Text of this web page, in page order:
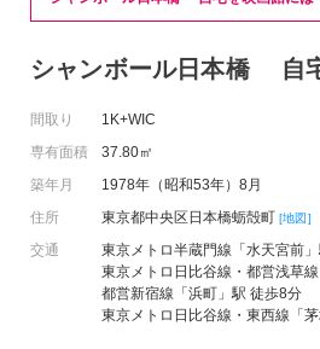
シャンボール日本橋 自
間取り
1K+WIC
専有面積
37.80㎡
築年月
1978年（昭和53年）8月
住所
東京都中央区日本橋蛎殻町 [地図]
交通
東京メトロ半蔵門線「水天宮前
東京メトロ日比谷線・都営浅草
都営新宿線「浜町」駅 徒歩8分
東京メトロ日比谷線・東西線「